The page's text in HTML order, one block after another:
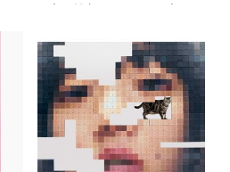
購至8/30 12:00止)